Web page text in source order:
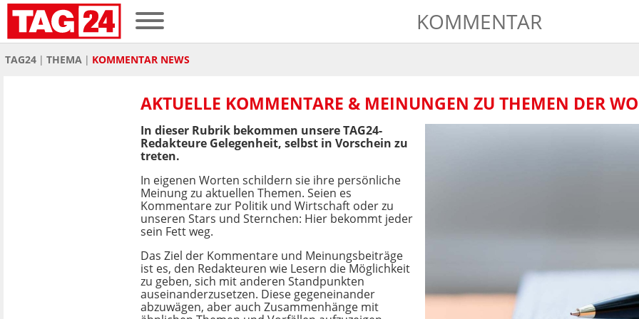
KOMMENTAR
TAG24 THEMA KOMMENTAR NEWS
AKTUELLE KOMMENTARE & MEINUNGEN ZU THEMEN DER
In dieser Rubrik bekommen unsere TAG24-
Redakteure Gelegenheit, selbst in Vorschein zu
treten.
In eigenen Worten schildern sie ihre persönliche
Meinung zu aktuellen Themen. Seien es
Kommentare zur Politik und Wirtschaft oder zu
unseren Stars und Sternchen: Hier bekommt jeder
sein Fett weg.
Das Ziel der Kommentare und Meinungsbeiträge
ist es, den Redakteuren wie Lesern die Möglichkeit
zu geben, sich mit anderen Standpunkten
auseinanderzusetzen. Diese gegeneinander
abzuwägen, aber auch Zusammenhänge mit